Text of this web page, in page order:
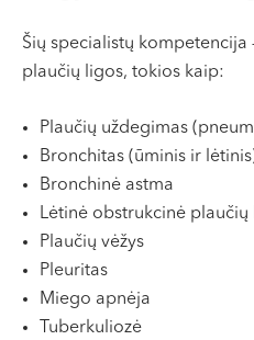
Šių specialistų
plaučių ligos, tokios kaip:​
Plaučių uždegimas
Bronchitas (ūminis ir
Bronchinė astma
Lėtinė obstrukcinė plaučių
Plaučių vėžys
Pleuritas
Miego apnėja
Tuberkuliozė